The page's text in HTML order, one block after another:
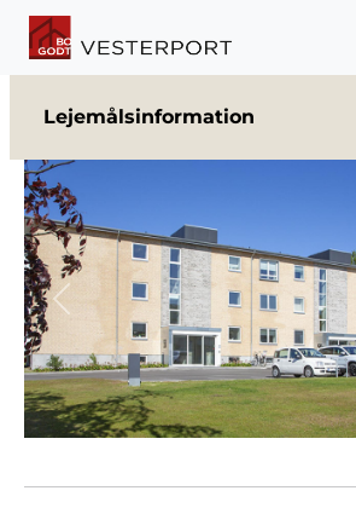
Gå til hovedindhold
Lejemålsinformation
Previous